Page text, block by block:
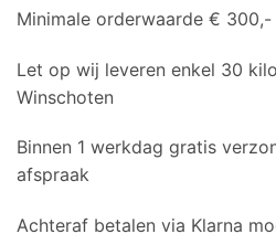
Minimale orderwaarde € 300,-
Let op wij leveren enkel 30
Winschoten
Binnen 1 werkdag gratis
afspraak
Achteraf betalen via Klarna